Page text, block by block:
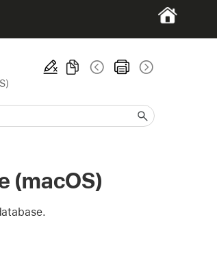
(macOS)